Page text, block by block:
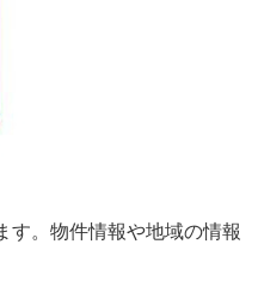
。物件情報や地域の情報